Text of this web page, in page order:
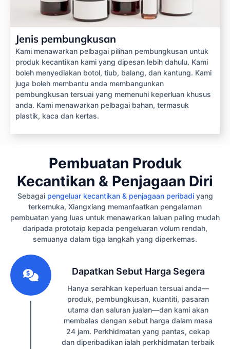
Jenis pembungkusan
Kami menawarkan pelbagai pilihan pembungkusan untuk
produk kecantikan kami yang dipesan lebih dahulu. Kami
boleh menyediakan botol, tiub, balang, dan kantung. Kami
juga boleh membantu anda membangunkan
pembungkusan tersuai yang memenuhi keperluan khusus
anda. Kami menawarkan pelbagai bahan, termasuk
plastik, kaca dan kertas.
Pembuatan Produk
Kecantikan & Penjagaan Diri
Sebagai pengeluar kecantikan & penjagaan peribadiyang
terkemuka, Xiangxiang memanfaatkan pengalaman
pembuatan yang luas untuk menawarkan laluan paling mudah
daripada prototaip kepada pengeluaran volum rendah,
semuanya dalam tiga langkah yang diperkemas.
Dapatkan Sebut Harga Segera
Hanya serahkan keperluan tersuai anda—
produk, pembungkusan, kuantiti, pasaran
utama dan saluran jualan—dan kami akan
membalas dengan sebut harga dalam masa
24 jam. Perkhidmatan yang pantas, cekap
dan diperibadikan ialah perkhidmatan terbaik